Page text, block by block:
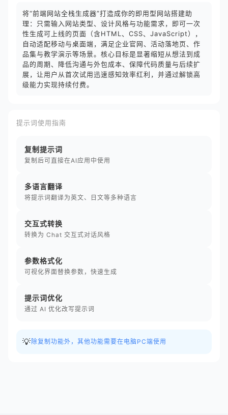
将“前端网站全栈生成器”打造成你的即用型网站搭建助
理：只需输入网站类型、设计风格与功能需求，即可一次
性生成可上线的页面（含HTML、CSS、JavaScript），
自动适配移动与桌面端，满足企业官网、活动落地页、作
品集与教学演示等场景。核心目标是显著缩短从想法到成
品的周期、降低沟通与外包成本、保障代码质量与后续扩
展，让用户从首次试用迅速感知效率红利，并通过解锁高
级能力实现持续付费。
提示词使用指南
复制提示词
复制后可直接在AI应用中使用
多语言翻译
将提示词翻译为英文、日文等多种语言
交互式转换
转换为 Chat 交互式对话风格
参数格式化
可视化界面替换参数，快速生成
提示词优化
通过 AI 优化改写提示词
💡 除复制功能外，其他功能需要在电脑PC端使用